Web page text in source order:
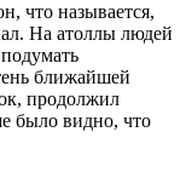
что называется,
На атоллы людей
ближайшей
продолжил
было видно, что